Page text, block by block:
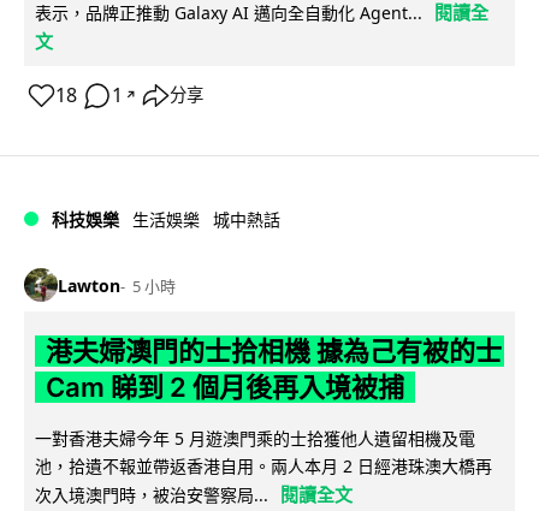
表示，品牌正推動 Galaxy AI 邁向全自動化 Agent...
閱讀全
文
18 1 ↗ 分享
科技娛樂 生活娛樂 城中熱話
Lawton 5 小時
港夫婦澳門的士拾相機 據為己有被的士
Cam 睇到 2 個月後再入境被捕
一對香港夫婦今年 5 月遊澳門乘的士拾獲他人遺留相機及電
池，拾遺不報並帶返香港自用。兩人本月 2 日經港珠澳大橋再
次入境澳門時，被治安警察局...
閱讀全文